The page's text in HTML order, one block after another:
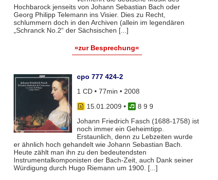
Hochbarock jenseits von Johann Sebastian Bach oder
Georg Philipp Telemann ins Visier. Dies zu Recht,
schlummern doch in den Archiven (allein im legendären
„Schranck No.2“ der Sächsischen [...]
»zur Besprechung«
cpo 777 424-2
1 CD • 77min • 2008
15.01.2009 •
8 9 9
Johann Friedrich Fasch (1688-1758) ist
noch immer ein Geheimtipp.
Erstaunlich, denn zu Lebzeiten wurde
er ähnlich hoch gehandelt wie Johann Sebastian Bach.
Heute zählt man ihn zu den bedeutendsten
Instrumentalkomponisten der Bach-Zeit, auch Dank seiner
Würdigung durch Hugo Riemann um 1900. [...]